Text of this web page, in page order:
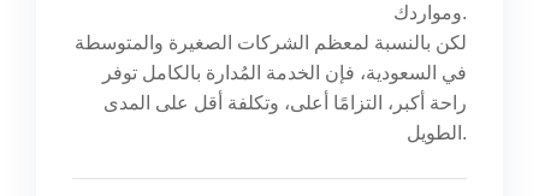
ومواردك.
لكن بالنسبة لمعظم الشركات الصغيرة والمتوسطة
في السعودية، فإن الخدمة المُدارة بالكامل توفر
راحة أكبر، التزامًا أعلى، وتكلفة أقل على المدى
الطويل.